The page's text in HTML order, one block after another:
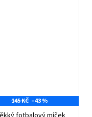
145 KČ –43 %